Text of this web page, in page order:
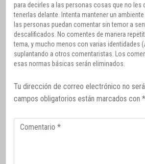
para decirles a las personas cosas que no les
tenerlas delante. Intenta mantener un
las personas puedan comentar sin temor a
descalificados. No comentes de manera
tema, y mucho menos con varias identidades (
suplantando a otros comentaristas. Los
esas normas básicas serán eliminados.
Tu dirección de correo electrónico no será
campos obligatorios están marcados con *
Comentario